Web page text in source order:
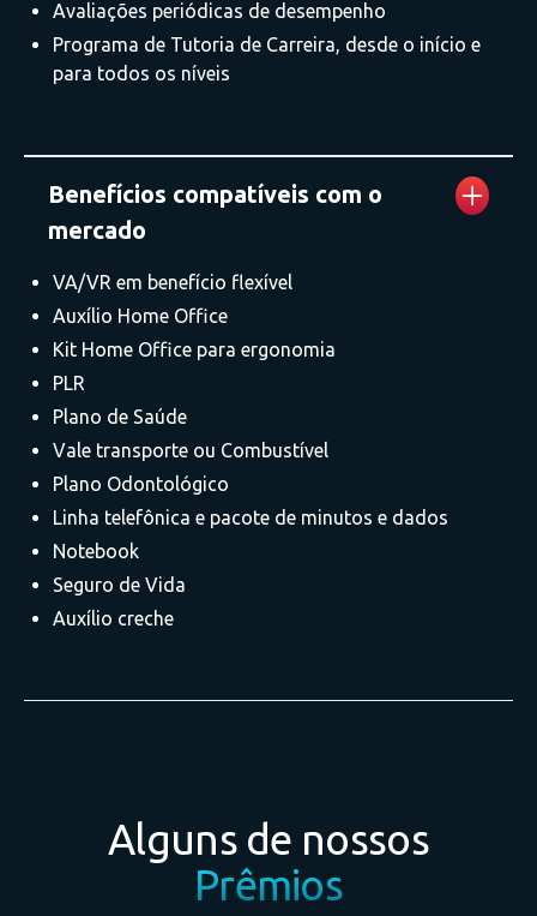
Avaliações periódicas de desempenho
Programa de Tutoria de Carreira, desde o início e
para todos os níveis
Benefícios compatíveis com o
mercado
VA/VR em benefício flexível
Auxílio Home Office
Kit Home Office para ergonomia
PLR
Plano de Saúde
Vale transporte ou Combustível
Plano Odontológico
Linha telefônica e pacote de minutos e dados
Notebook
Seguro de Vida
Auxílio creche
Alguns de nossos
Prêmios